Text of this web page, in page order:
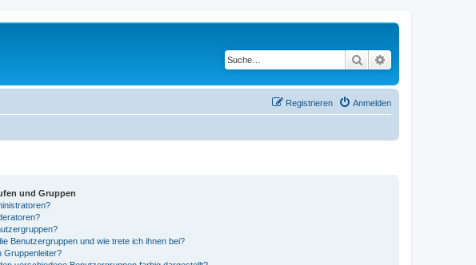
Suche
Anmelden
Registrieren
und Gruppen
Benutzergruppen und wie trete ich ihnen bei?
Gruppenleiter?